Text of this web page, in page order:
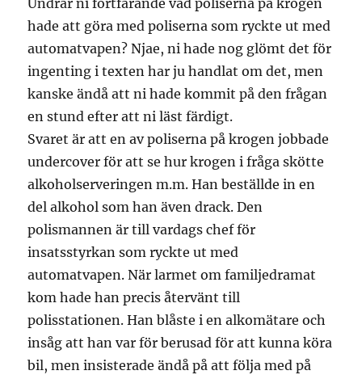
Undrar ni fortfarande vad poliserna på krogen
hade att göra med poliserna som ryckte ut med
automatvapen? Njae, ni hade nog glömt det för
ingenting i texten har ju handlat om det, men
kanske ändå att ni hade kommit på den frågan
en stund efter att ni läst färdigt.
Svaret är att en av poliserna på krogen jobbade
undercover för att se hur krogen i fråga skötte
alkoholserveringen m.m. Han beställde in en
del alkohol som han även drack. Den
polismannen är till vardags chef för
insatsstyrkan som ryckte ut med
automatvapen. När larmet om familjedramat
kom hade han precis återvänt till
polisstationen. Han blåste i en alkomätare och
insåg att han var för berusad för att kunna köra
bil, men insisterade ändå på att följa med på